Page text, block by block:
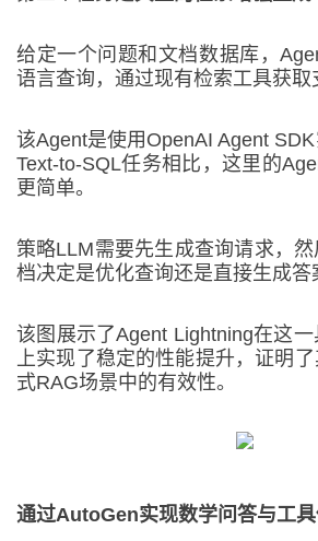
给定一个问题和文档数据库，
语言查询，通过现有检索工具获取
该Agent是使用OpenAI Agent
Text-to-SQL任务相比，这里的
更简单。
策略LLM需要先生成查询请求，
档决定是优化查询还是直接生成答
该图展示了Agent Lightning在这
上实现了稳定的性能提升，证明
式RAG场景中的有效性。
通过AutoGen实现数学问答与工